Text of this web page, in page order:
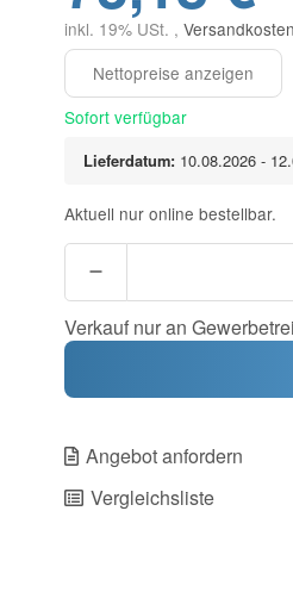
inkl. 19% USt. ,
Sofort verfügbar
Lieferdatum: 10.08.2026 -
Aktuell nur online bestellbar.
Verkauf nur an
Angebot anfordern
Vergleichsliste